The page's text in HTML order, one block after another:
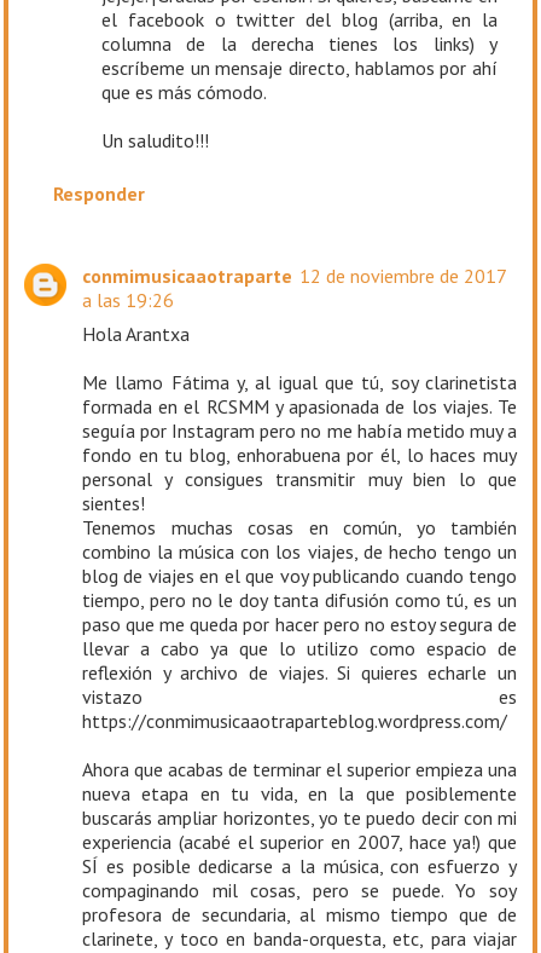
el facebook o twitter del blog (arriba, en la
columna de la derecha tienes los links) y
escríbeme un mensaje directo, hablamos por ahí
que es más cómodo.
Un saludito!!!
Responder
conmimusicaaotraparte 12 de noviembre de 2017
a las 19:26
Hola Arantxa
Me llamo Fátima y, al igual que tú, soy clarinetista
formada en el RCSMM y apasionada de los viajes. Te
seguía por Instagram pero no me había metido muy a
fondo en tu blog, enhorabuena por él, lo haces muy
personal y consigues transmitir muy bien lo que
sientes!
Tenemos muchas cosas en común, yo también
combino la música con los viajes, de hecho tengo un
blog de viajes en el que voy publicando cuando tengo
tiempo, pero no le doy tanta difusión como tú, es un
paso que me queda por hacer pero no estoy segura de
llevar a cabo ya que lo utilizo como espacio de
reflexión y archivo de viajes. Si quieres echarle un
vistazo es
https://conmimusicaaotraparteblog.wordpress.com/
Ahora que acabas de terminar el superior empieza una
nueva etapa en tu vida, en la que posiblemente
buscarás ampliar horizontes, yo te puedo decir con mi
experiencia (acabé el superior en 2007, hace ya!) que
SÍ es posible dedicarse a la música, con esfuerzo y
compaginando mil cosas, pero se puede. Yo soy
profesora de secundaria, al mismo tiempo que de
clarinete, y toco en banda-orquesta, etc, para viajar